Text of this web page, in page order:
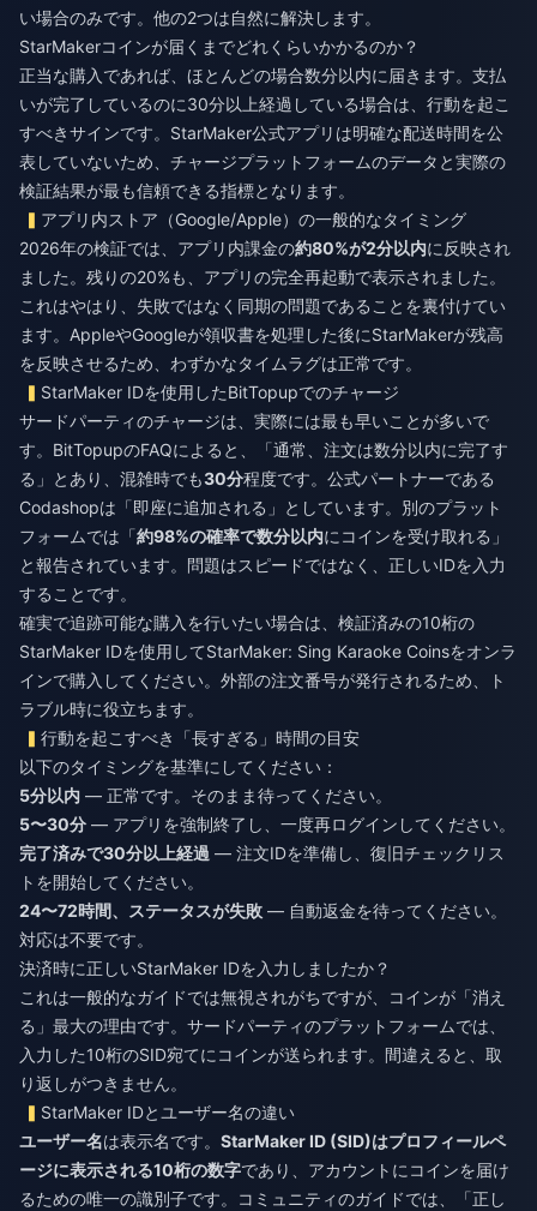
い場合のみです。他の2つは自然に解決します。
StarMakerコインが届くまでどれくらいかかるのか？
正当な購入であれば、ほとんどの場合数分以内に届きます。支払
いが完了しているのに30分以上経過している場合は、行動を起こ
すべきサインです。StarMaker公式アプリは明確な配送時間を公
表していないため、チャージプラットフォームのデータと実際の
検証結果が最も信頼できる指標となります。
アプリ内ストア（Google/Apple）の一般的なタイミング
2026年の検証では、アプリ内課金の約80%が2分以内に反映され
ました。残りの20%も、アプリの完全再起動で表示されました。
これはやはり、失敗ではなく同期の問題であることを裏付けてい
ます。AppleやGoogleが領収書を処理した後にStarMakerが残高
を反映させるため、わずかなタイムラグは正常です。
StarMaker IDを使用したBitTopupでのチャージ
サードパーティのチャージは、実際には最も早いことが多いで
す。BitTopupのFAQによると、「通常、注文は数分以内に完了す
る」とあり、混雑時でも30分程度です。公式パートナーである
Codashopは「即座に追加される」としています。別のプラット
フォームでは「約98%の確率で数分以内にコインを受け取れる」
と報告されています。問題はスピードではなく、正しいIDを入力
することです。
確実で追跡可能な購入を行いたい場合は、検証済みの10桁の
StarMaker IDを使用してStarMaker: Sing Karaoke Coinsをオンラ
インで購入 してください。外部の注文番号が発行されるため、ト
ラブル時に役立ちます。
行動を起こすべき「長すぎる」時間の目安
以下のタイミングを基準にしてください：
5分以内 — 正常です。そのまま待ってください。
5〜30分 — アプリを強制終了し、一度再ログインしてください。
完了済みで30分以上経過 — 注文IDを準備し、復旧チェックリス
トを開始してください。
24〜72時間、ステータスが失敗 — 自動返金を待ってください。
対応は不要です。
決済時に正しいStarMaker IDを入力しましたか？
これは一般的なガイドでは無視されがちですが、コインが「消え
る」最大の理由です。サードパーティのプラットフォームでは、
入力した10桁のSID宛てにコインが送られます。間違えると、取
り返しがつきません。
StarMaker IDとユーザー名の違い
ユーザー名は表示名です。 StarMaker ID (SID)はプロフィールペ
ージに表示される10桁の数字であり、アカウントにコインを届け
るための唯一の識別子です。コミュニティのガイドでは、「正し